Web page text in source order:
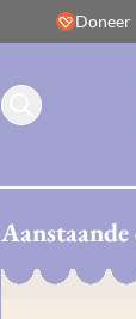
Doneer
Aanstaande